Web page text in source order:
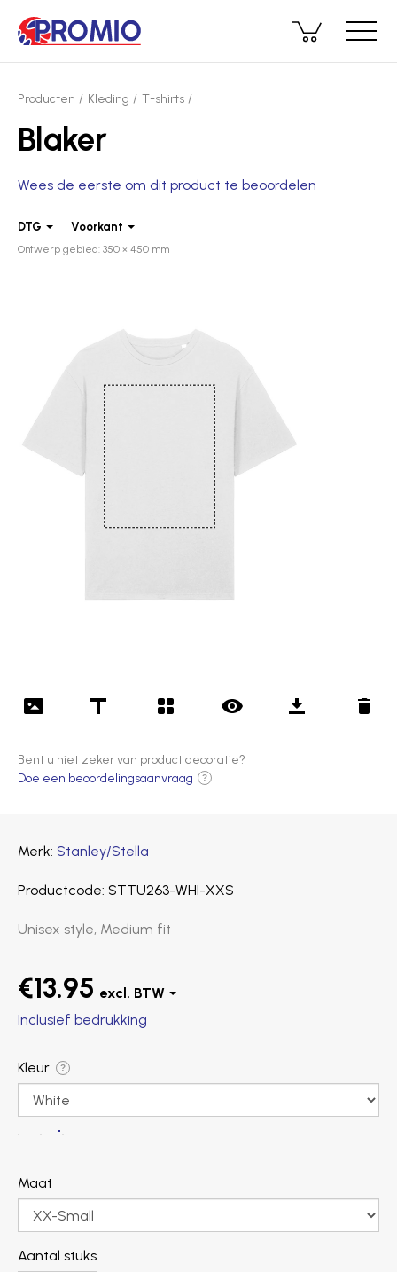
Producten Kleding T-shirts
Blaker
Wees de eerste om dit product te beoordelen
DTG Voorkant
Ontwerp gebied: 350 × 450 mm
Bent u niet zeker van product decoratie?
Doe een beoordelingsaanvraag
?
Merk Stanley/Stella
Productcode STTU263-WHI-XXS
Unisex style, Medium fit
€13.95
Inclusief bedrukking
Kleur ?
Maat
Aantal stuks